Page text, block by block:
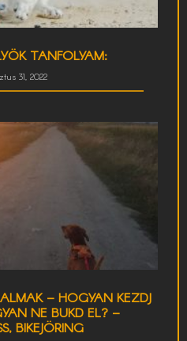
TANFOLYAM:
31, 2022
– HOGYAN KEZDJ
NE BUKD EL? –
BIKEJÖRING